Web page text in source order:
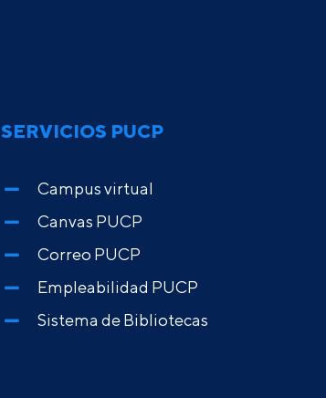
SERVICIOS PUCP
Campus virtual
Canvas PUCP
Correo PUCP
Empleabilidad PUCP
Sistema de Bibliotecas